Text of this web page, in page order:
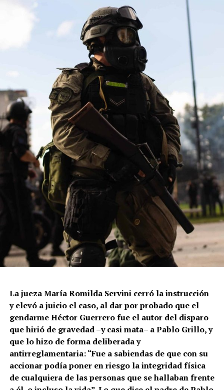
La jueza María Romilda Servini cerró la instrucción
y elevó a juicio el caso, al dar por probado que el
gendarme Héctor Guerrero fue el autor del disparo
que hirió de gravedad –y casi mata– a Pablo Grillo, y
que lo hizo de forma deliberada y
antirreglamentaria: “Fue a sabiendas de que con su
accionar podía poner en riesgo la integridad física
de cualquiera de las personas que se hallaban frente